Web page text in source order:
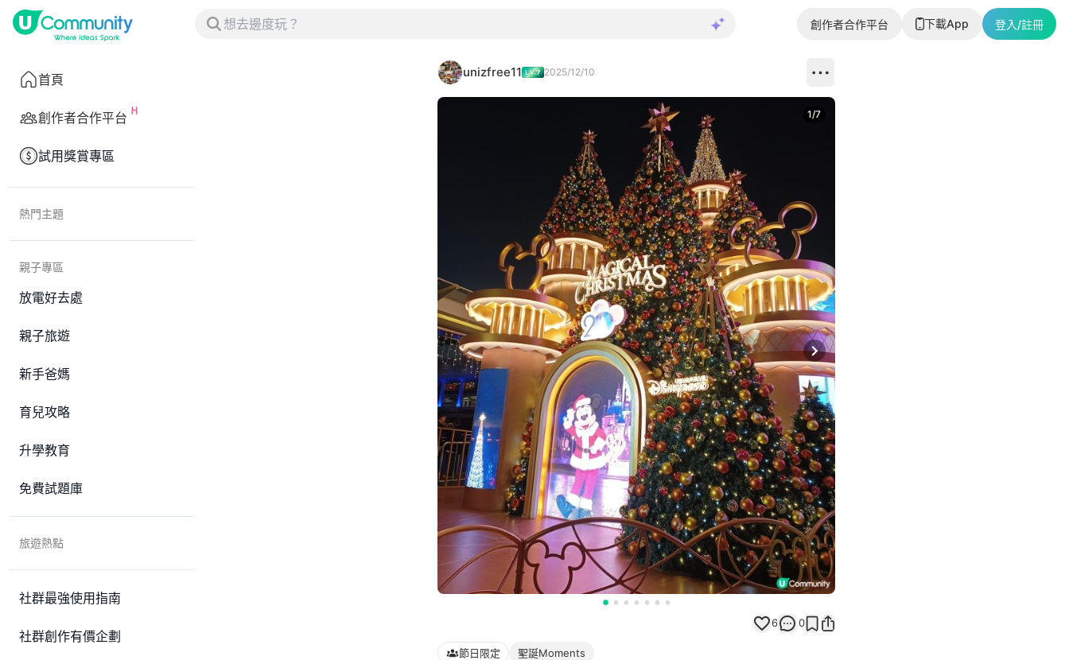
創作者合作平台 下載App 登入/註冊
首頁
創作者合作平台
試用獎賞專區
熱門主題
親子專區
放電好去處
親子旅遊
新手爸媽
育兒攻略
升學教育
免費試題庫
旅遊熱點
社群最強使用指南
社群創作有價企劃
unizfree11 2025/12/10
Next slide
1/7
6 0
節日限定 聖誕Moments